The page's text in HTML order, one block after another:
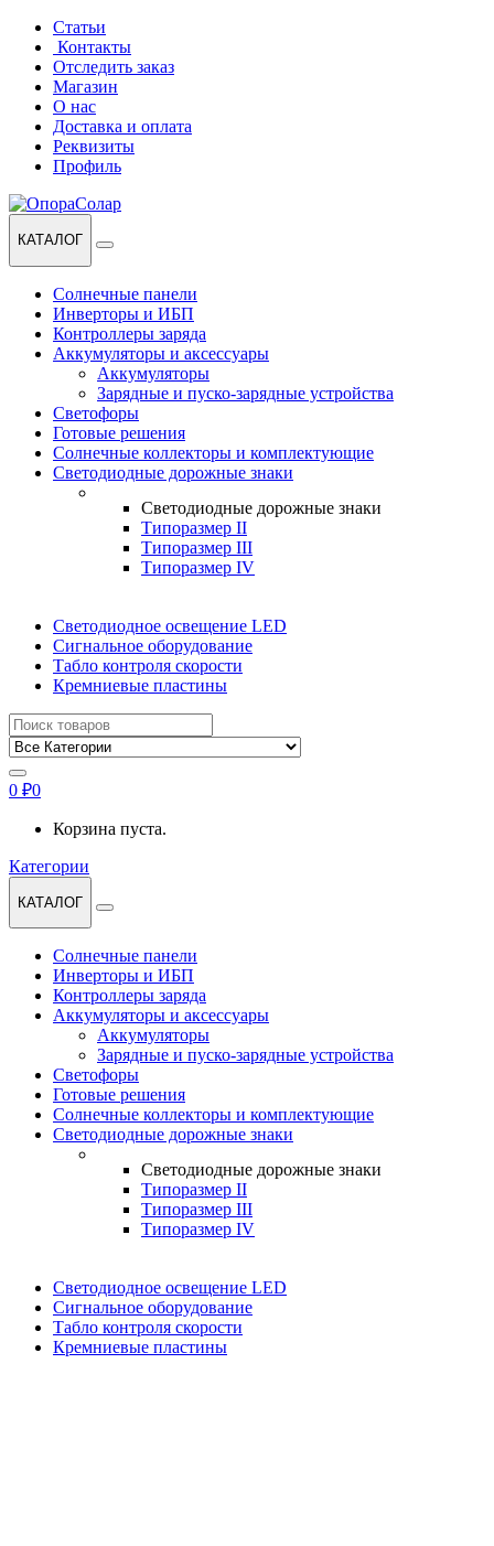
Перейти
навигации
Перейти
содержанию
Статьи
Контакты
Отследить заказ
Магазин
О нас
Доставка и оплата
Реквизиты
Профиль
КАТАЛОГ
Солнечные панели
Инверторы и ИБП
Контроллеры заряда
Аккумуляторы и аксессуары
Аккумуляторы
Зарядные и пуско-зарядные устройства
Светофоры
Готовые решения
Солнечные коллекторы и комплектующие
Светодиодные дорожные знаки
Светодиодные дорожные знаки
Типоразмер II
Типоразмер III
Типоразмер IV
Светодиодное освещение LED
Сигнальное оборудование
Табло контроля скорости
Кремниевые пластины
Найти:
0 ₽0
Корзина пуста.
Категории
КАТАЛОГ
Солнечные панели
Инверторы и ИБП
Контроллеры заряда
Аккумуляторы и аксессуары
Аккумуляторы
Зарядные и пуско-зарядные устройства
Светофоры
Готовые решения
Солнечные коллекторы и комплектующие
Светодиодные дорожные знаки
Светодиодные дорожные знаки
Типоразмер II
Типоразмер III
Типоразмер IV
Светодиодное освещение LED
Сигнальное оборудование
Табло контроля скорости
Кремниевые пластины